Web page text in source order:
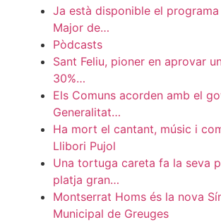
Ja està disponible el programa
Major de…
Pòdcasts
Sant Feliu, pioner en aprovar
30%…
Els Comuns acorden amb el
Generalitat…
Ha mort el cantant, músic i
Llibori Pujol
Una tortuga careta fa la seva
platja gran…
Montserrat Homs és la nova
Municipal de Greuges